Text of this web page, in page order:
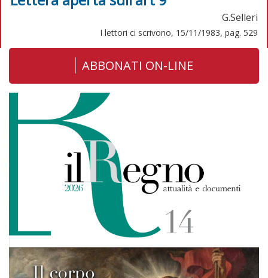
G.Selleri
I lettori ci scrivono, 15/11/1983, pag. 529
ABBONATI ON-LINE